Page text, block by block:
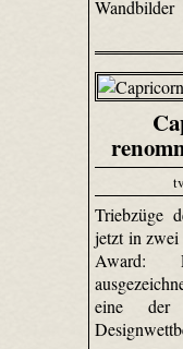
Triebzüge
jetzt in zwei
Award:
eine der